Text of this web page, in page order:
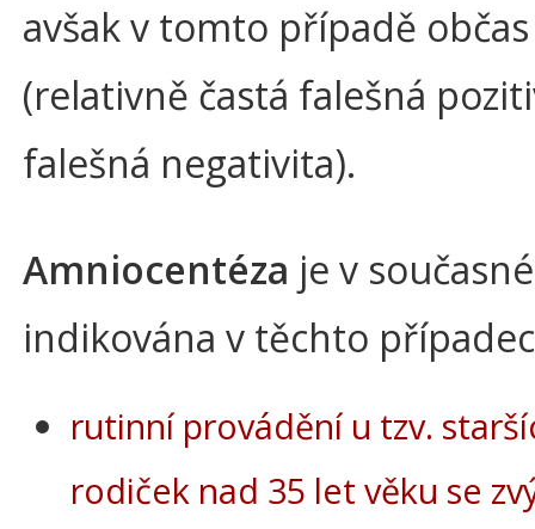
avšak v tomto případě
(relativně častá falešná
falešná negativita).
Amniocentéza je v
indikována v těchto
rutinní provádění u tzv.
rodiček nad 35 let věku se